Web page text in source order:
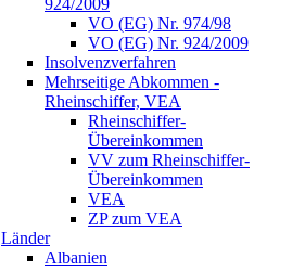
VO (EG) Nr. 974/98
VO (EG) Nr. 924/2009
Insolvenzverfahren
Mehrseitige Abkommen -
Rheinschiffer, VEA
Rheinschiffer-
Übereinkommen
VV zum Rheinschiffer-
Übereinkommen
VEA
ZP zum VEA
Länder
Albanien